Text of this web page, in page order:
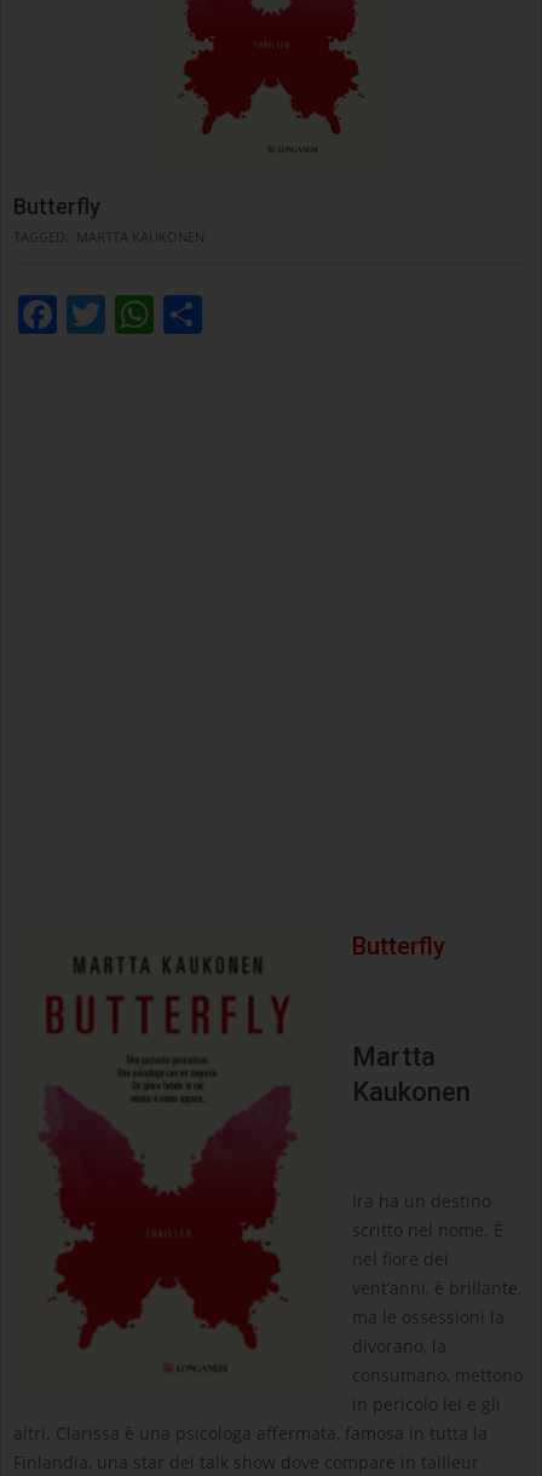
Butterfly
TAGGED: MARTTA KAUKONEN
Facebook
TwitterWhatsApp
Butterfly
Martta
Kaukonen
Ira ha un destino
scritto nel nome. È
nel fiore dei
vent’anni, è brillante,
ma le ossessioni la
divorano, la
consumano, mettono
in pericolo lei e gli
altri. Clarissa è una psicologa affermata, famosa in tutta la
Finlandia, una star dei talk show dove compare in tailleur